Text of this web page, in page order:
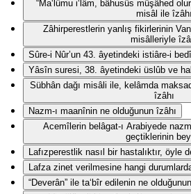
“Ma‘lûmu i‘lâm, bâhusûs müşâhed
misâl ile îzâhı
Zâhirperestlerin yanlış fikirlerinin
misâlleriyle
Sûre-i Nûr’un 43. âyetindeki istiâre-i
Yâsîn suresi, 38. âyetindeki üslûb ve
Sübhân dağı misâli ile, kelâmda
îzâhı
Nazm-ı maanînin ne olduğunun îzâhı
Acemîlerin belâgat-ı Arabiyede
geçtiklerinin
Lafızperestlik nasıl bir hastalıktır, öyle
Lafza zinet verilmesine hangi
“Deverân” ile ta‘bîr edilenin ne